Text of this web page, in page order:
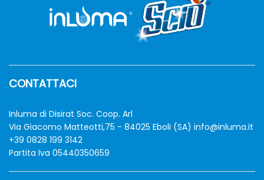
CONTATTACI
Inluma di Disirat Soc. Coop. Arl
Via Giacomo Matteotti,75 - 84025 Eboli (SA) info@inluma.it
+39 0828 199 3142
Partita Iva 05440350659